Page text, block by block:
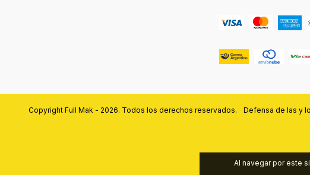
Al navegar por este
Copyright Full Mak - 2026. Todos los derechos reservados. Defensa de las y